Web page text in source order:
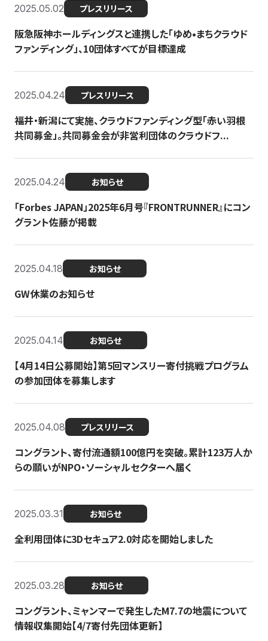
2025.05.02 プレスリリース
阪急阪神ホールディングスと連携した「ゆめ•まちクラウド
ファンディング」、10団体すべてが目標達成
2025.04.24 プレスリリース
福井・新潟にて実施、クラウドファンディング型「赤い羽根
共同募金」。共同募金会が非営利団体のクラウドフ...
2025.04.24 お知らせ
「Forbes JAPAN」2025年6月号『FRONTRUNNER』にコン
グラント佐藤が掲載
2025.04.18 お知らせ
GW休業のお知らせ
2025.04.14 お知らせ
【4月14日公募開始】第5回マンスリー寄付挑戦プログラム
の参加団体を募集します
2025.04.08 プレスリリース
コングラント、寄付流通額100億円を突破。累計123万人か
らの願いがNPO・ソーシャルセクターへ届く
2025.03.31 お知らせ
全利用団体に3Dセキュア2.0対応を開始しました
2025.03.28 お知らせ
コングラント、ミャンマーで発生したM7.7の地震について
情報収集開始【4/7寄付先団体更新】